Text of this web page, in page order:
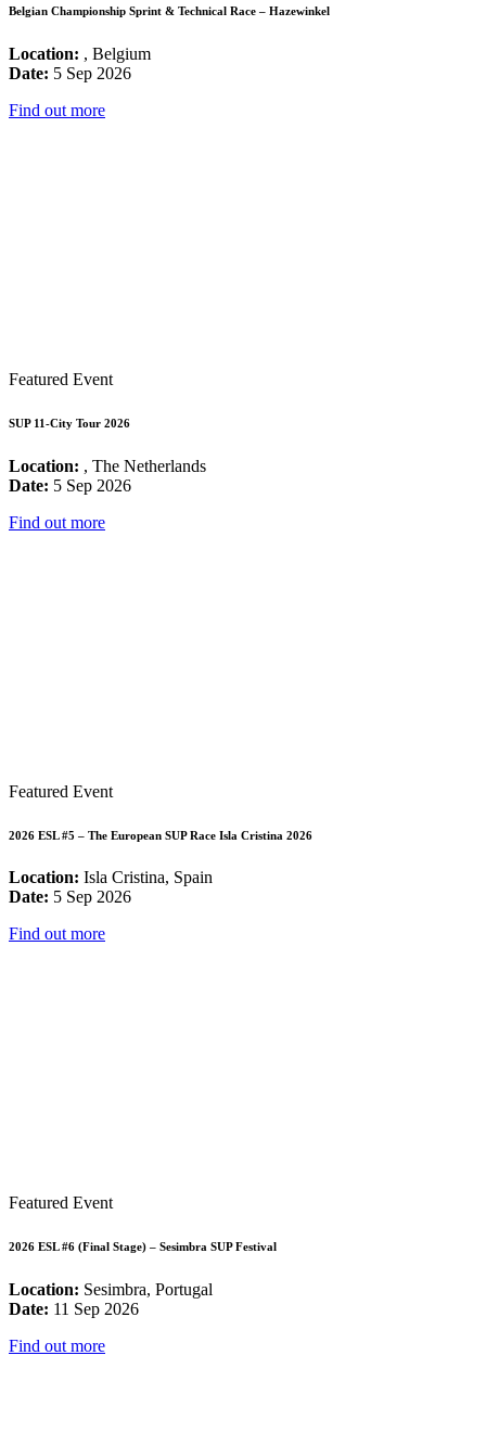
Belgian Championship Sprint & Technical Race – Hazewinkel
Location: , Belgium
Date: 5 Sep 2026
Find out more
Featured Event
SUP 11-City Tour 2026
Location: , The Netherlands
Date: 5 Sep 2026
Find out more
Featured Event
2026 ESL #5 – The European SUP Race Isla Cristina 2026
Location: Isla Cristina, Spain
Date: 5 Sep 2026
Find out more
Featured Event
2026 ESL #6 (Final Stage) – Sesimbra SUP Festival
Location: Sesimbra, Portugal
Date: 11 Sep 2026
Find out more